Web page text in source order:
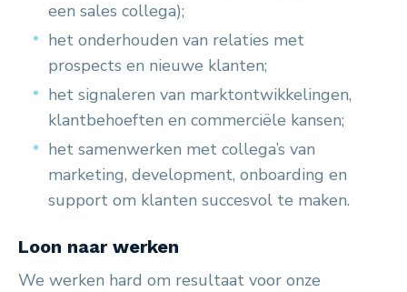
een sales collega);
het onderhouden van relaties met
prospects en nieuwe klanten;
het signaleren van marktontwikkelingen,
klantbehoeften en commerciële kansen;
het samenwerken met collega’s van
marketing, development, onboarding en
support om klanten succesvol te maken.
Loon naar werken
We werken hard om resultaat voor onze